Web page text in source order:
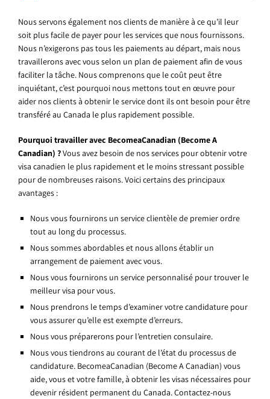
Nous servons également nos clients de manière à ce qu’il leur
soit plus facile de payer pour les services que nous fournissons.
Nous n’exigerons pas tous les paiements au départ, mais nous
travaillerons avec vous selon un plan de paiement afin de vous
faciliter la tâche. Nous comprenons que le coût peut être
inquiétant, c’est pourquoi nous mettons tout en œuvre pour
aider nos clients à obtenir le service dont ils ont besoin pour être
transféré au Canada le plus rapidement possible.
Pourquoi travailler avec BecomeaCanadian (Become A
Canadian) ?Vous avez besoin de nos services pour obtenir votre
visa canadien le plus rapidement et le moins stressant possible
pour de nombreuses raisons. Voici certains des principaux
avantages :
Nous vous fournirons un service clientèle de premier ordre
tout au long du processus.
Nous sommes abordables et nous allons établir un
arrangement de paiement avec vous.
Nous vous fournirons un service personnalisé pour trouver le
meilleur visa pour vous.
Nous prendrons le temps d’examiner votre candidature pour
vous assurer qu’elle est exempte d’erreurs.
Nous vous préparerons pour l’entretien consulaire.
Nous vous tiendrons au courant de l’état du processus de
candidature. BecomeaCanadian (Become A Canadian) vous
aide, vous et votre famille, à obtenir les visas nécessaires pour
devenir résident permanent du Canada. Contactez-nous